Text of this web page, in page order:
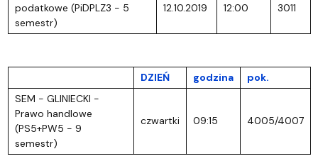
podatkowe (PiDPLZ3 - 5
semestr)
12.10.2019 12:00 3011
DZIEŃ godzina
pok.
SEM - GLINIECKI -
Prawo handlowe
(PS5+PW5 - 9
semestr)
czwartki 09:15 4005/4007